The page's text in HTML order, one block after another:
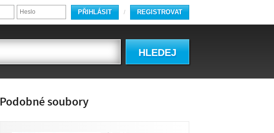
/
PŘIHLÁSIT REGISTROVAT
HLEDEJ
Podobné soubory